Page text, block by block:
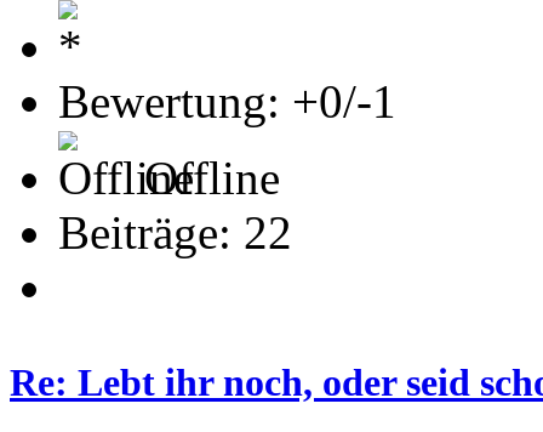
Bewertung: +0/-1
Offline
Beiträge: 22
Re: Lebt ihr noch, oder seid